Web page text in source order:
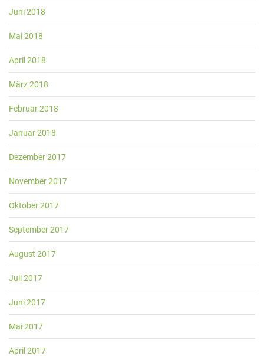
Juni 2018
Mai 2018
April 2018
März 2018
Februar 2018
Januar 2018
Dezember 2017
November 2017
Oktober 2017
September 2017
August 2017
Juli 2017
Juni 2017
Mai 2017
April 2017